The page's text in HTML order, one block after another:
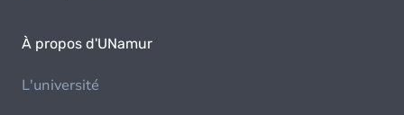
À propos d'UNamur
L'université